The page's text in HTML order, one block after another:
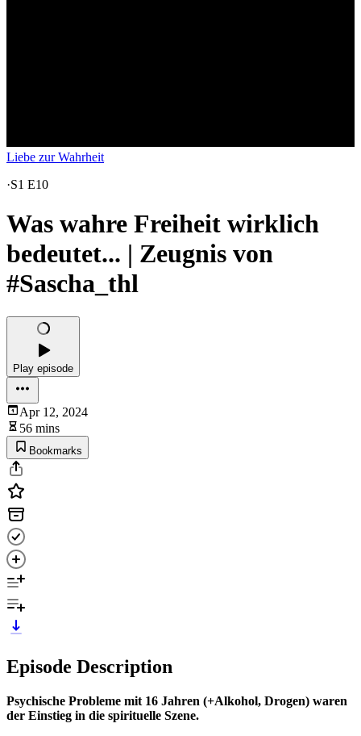
Liebe zur Wahrheit
·S1 E10
Was wahre Freiheit wirklich
bedeutet... | Zeugnis von
#Sascha_thl
Play episode
Apr 12, 2024
56 mins
Bookmarks
Episode Description
Psychische Probleme mit 16 Jahren (+Alkohol, Drogen) waren
der Einstieg in die spirituelle Szene.